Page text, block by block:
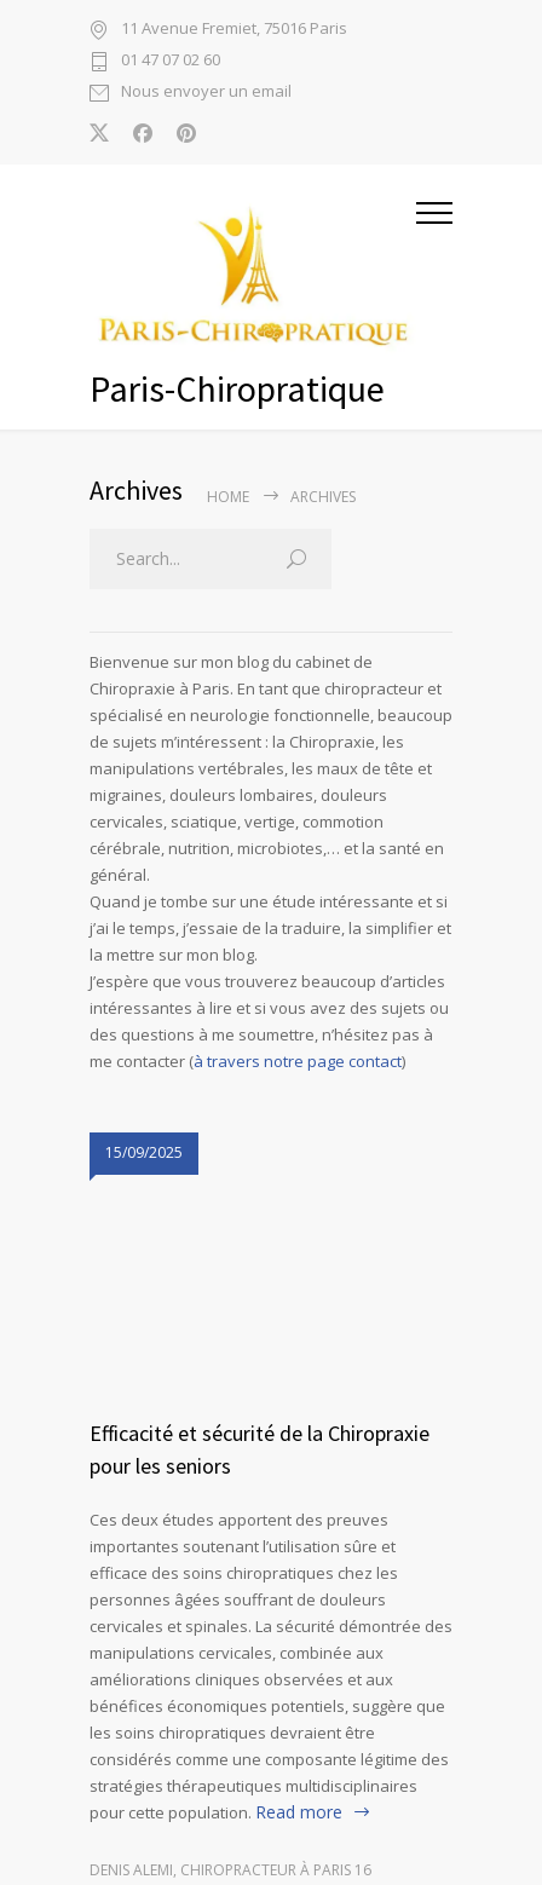
11 Avenue Fremiet, 75016 Paris
01 47 07 02 60
Nous envoyer un email
Paris-Chiropratique
Archives HOME ARCHIVES
Bienvenue sur mon blog du cabinet de
Chiropraxie à Paris. En tant que chiropracteur et
spécialisé en neurologie fonctionnelle, beaucoup
de sujets m’intéressent : la Chiropraxie, les
manipulations vertébrales, les maux de tête et
migraines, douleurs lombaires, douleurs
cervicales, sciatique, vertige, commotion
cérébrale, nutrition, microbiotes,… et la santé en
général.
Quand je tombe sur une étude intéressante et si
j’ai le temps, j’essaie de la traduire, la simplifier et
la mettre sur mon blog.
J’espère que vous trouverez beaucoup d’articles
intéressantes à lire et si vous avez des sujets ou
des questions à me soumettre, n’hésitez pas à
me contacter (à travers notre page contact)
15/09/2025
Efficacité et sécurité de la Chiropraxie
pour les seniors
Ces deux études apportent des preuves
importantes soutenant l’utilisation sûre et
efficace des soins chiropratiques chez les
personnes âgées souffrant de douleurs
cervicales et spinales. La sécurité démontrée des
manipulations cervicales, combinée aux
améliorations cliniques observées et aux
bénéfices économiques potentiels, suggère que
les soins chiropratiques devraient être
considérés comme une composante légitime des
stratégies thérapeutiques multidisciplinaires
pour cette population. Read more
DENIS ALEMI, CHIROPRACTEUR À PARIS 16